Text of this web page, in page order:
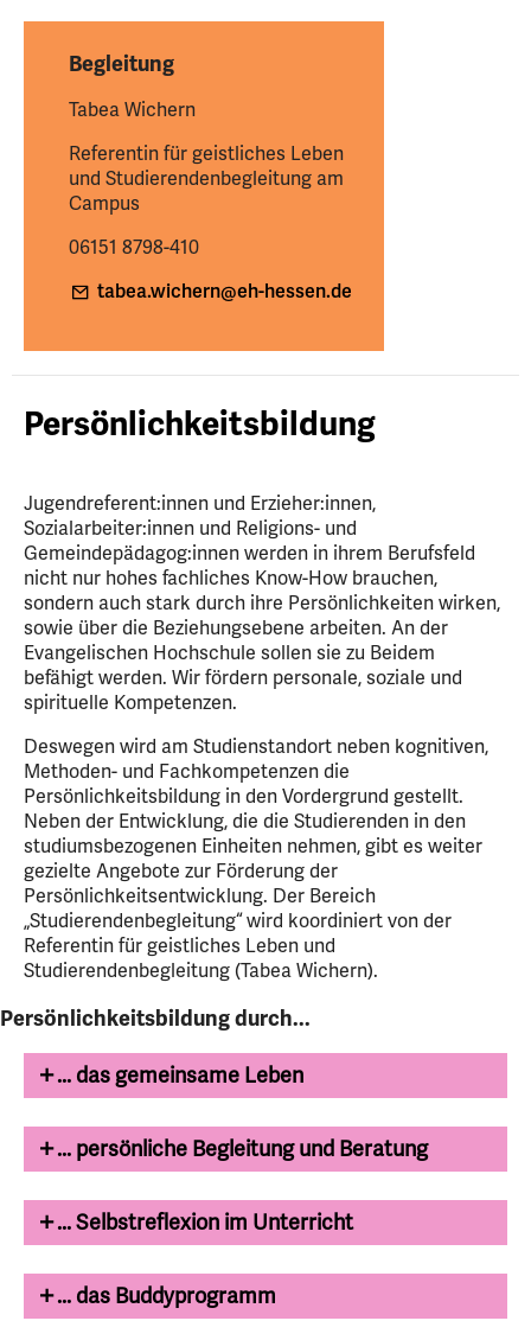
Begleitung
Tabea Wichern
Referentin für geistliches Leben
und Studierendenbegleitung am
Campus
06151 8798-410
tabea.wichern@eh-hessen.de
Persönlichkeitsbildung
Jugendreferent:innen und Erzieher:innen,
Sozialarbeiter:innen und Religions- und
Gemeindepädagog:innen werden in ihrem Berufsfeld
nicht nur hohes fachliches Know-How brauchen,
sondern auch stark durch ihre Persönlichkeiten wirken,
sowie über die Beziehungsebene arbeiten. An der
Evangelischen Hochschule sollen sie zu Beidem
befähigt werden. Wir fördern personale, soziale und
spirituelle Kompetenzen.
Deswegen wird am Studienstandort neben kognitiven,
Methoden- und Fachkompetenzen die
Persönlichkeitsbildung in den Vordergrund gestellt.
Neben der Entwicklung, die die Studierenden in den
studiumsbezogenen Einheiten nehmen, gibt es weiter
gezielte Angebote zur Förderung der
Persönlichkeitsentwicklung. Der Bereich
„Studierendenbegleitung“ wird koordiniert von der
Referentin für geistliches Leben und
Studierendenbegleitung (Tabea Wichern).
Persönlichkeitsbildung durch...
... das gemeinsame Leben
... persönliche Begleitung und Beratung
... Selbstreflexion im Unterricht
... das Buddyprogramm